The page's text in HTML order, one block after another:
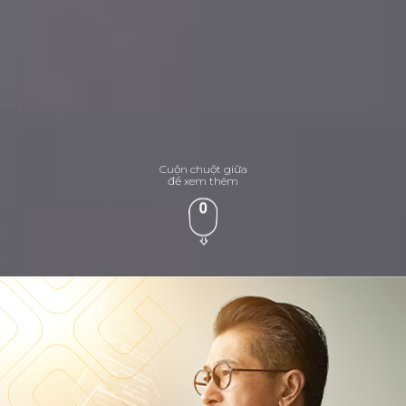
Cuộn chuột giữa
để xem thêm